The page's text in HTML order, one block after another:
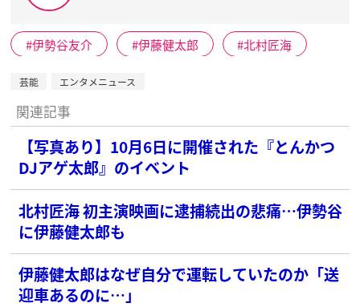
伊勢谷友介 伊藤健太郎 北村匠海
芸能 エンタメニュース
関連記事
【写真あり】10月6日に開催された『とんかつ
DJアゲ太郎』のイベント
北村匠海 初主演映画に逮捕続出の悲痛…伊勢谷
に伊藤健太郎も
伊藤健太郎はなぜ自分で運転していたのか「送
迎車あるのに…」